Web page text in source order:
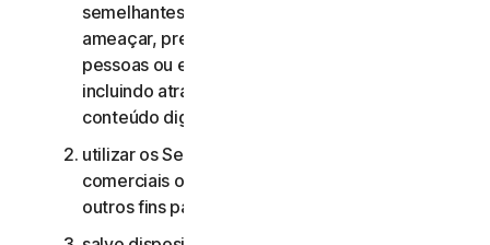
semelhantes; ou para assediar, perseguir,
ameaçar, prejudicar ou monitorizar outras
pessoas ou explorar crianças de qualquer forma,
incluindo através de áudio, vídeo, fotografia,
conteúdo digital, etc.;
utilizar os Serviços de Consumidor para fins
comerciais ou os Serviços Comerciais para
outros fins para além de fins comerciais internos;